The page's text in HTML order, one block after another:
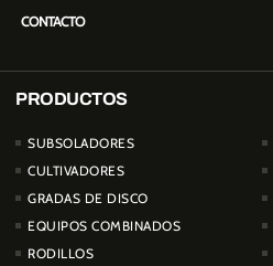
CONTACTO
PRODUCTOS
SUBSOLADORES
CULTIVADORES
GRADAS DE DISCO
EQUIPOS COMBINADOS
RODILLOS